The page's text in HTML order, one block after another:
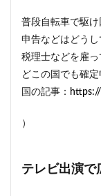
普段自転車で駆
申告などはどう
税理士などを雇
どこの国でも確
国の記事：
）
テレビ出演で